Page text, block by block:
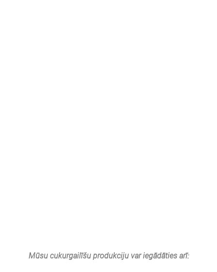
Mūsu cukurgailīšu produkciju var iegādāties arī: